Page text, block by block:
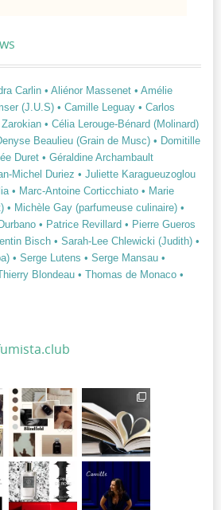
Carlin • Aliénor Massenet • Amélie
(J.U.S) • Camille Leguay • Carlos
• Célia Lerouge-Bénard (Molinard)
Beaulieu (Grain de Musc) • Domitille
Duret • Géraldine Archambault
Michel Duriez • Juliette Karagueuzoglou
• Marc-Antoine Corticchiato • Marie
• Michèle Gay (parfumeuse culinaire) •
• Patrice Revillard • Pierre Gueros
Bisch • Sarah-Lee Chlewicki (Judith) •
• Serge Lutens • Serge Mansau •
Blondeau • Thomas de Monaco •